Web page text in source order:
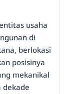
usaha
di
berlokasi
posisinya
mekanikal
dekade